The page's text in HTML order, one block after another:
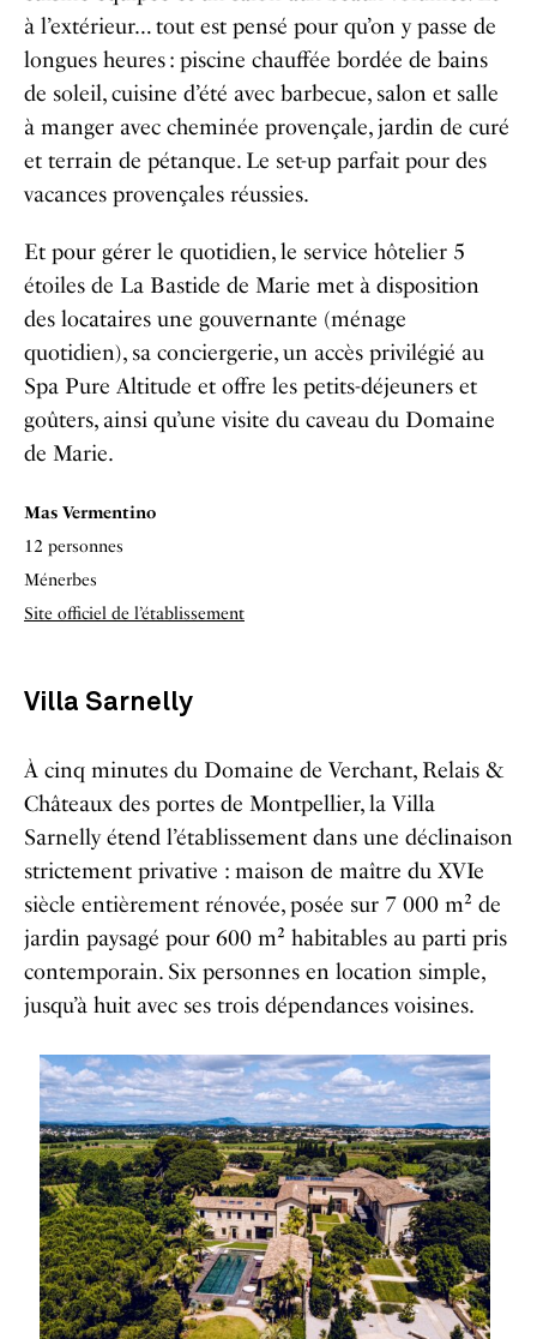
à l’extérieur… tout est pensé pour qu’on y passe de
longues heures : piscine chauffée bordée de bains
de soleil, cuisine d’été avec barbecue, salon et salle
à manger avec cheminée provençale, jardin de curé
et terrain de pétanque. Le set-up parfait pour des
vacances provençales réussies.
Et pour gérer le quotidien, le service hôtelier 5
étoiles de La Bastide de Marie met à disposition
des locataires une gouvernante (ménage
quotidien), sa conciergerie, un accès privilégié au
Spa Pure Altitude et offre les petits-déjeuners et
goûters, ainsi qu’une visite du caveau du Domaine
de Marie.
Mas Vermentino
12 personnes
Ménerbes
Site officiel de l’établissement
Villa Sarnelly
À cinq minutes du Domaine de Verchant, Relais &
Châteaux des portes de Montpellier, la Villa
Sarnelly étend l’établissement dans une déclinaison
strictement privative : maison de maître du XVIe
siècle entièrement rénovée, posée sur 7 000 m² de
jardin paysagé pour 600 m² habitables au parti pris
contemporain. Six personnes en location simple,
jusqu’à huit avec ses trois dépendances voisines.